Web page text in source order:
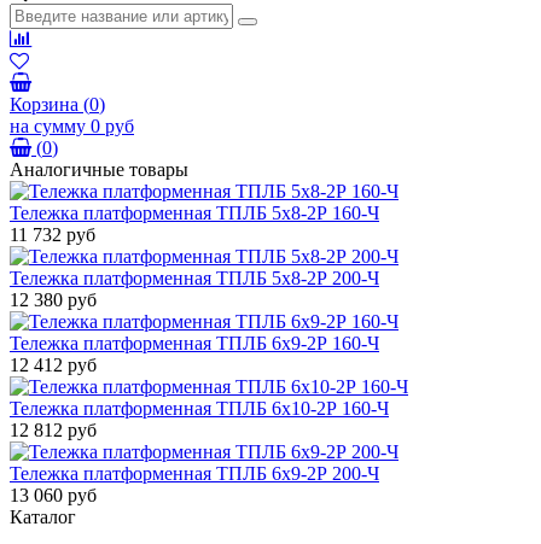
Корзина (0)
на сумму 0 руб
(0)
Аналогичные товары
Тележка платформенная ТПЛБ 5х8-2Р 160-Ч
11 732 руб
Тележка платформенная ТПЛБ 5х8-2Р 200-Ч
12 380 руб
Тележка платформенная ТПЛБ 6х9-2Р 160-Ч
12 412 руб
Тележка платформенная ТПЛБ 6х10-2Р 160-Ч
12 812 руб
Тележка платформенная ТПЛБ 6х9-2Р 200-Ч
13 060 руб
Каталог